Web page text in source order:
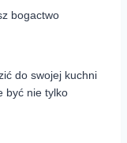
bogactwo
do swojej kuchni
być nie tylko